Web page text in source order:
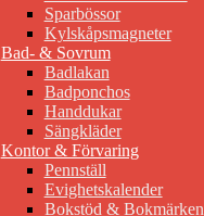
Sparbössor
Kylskåpsmagneter
Bad- & Sovrum
Badlakan
Badponchos
Handdukar
Sängkläder
Kontor & Förvaring
Pennställ
Evighetskalender
Bokstöd & Bokmärken